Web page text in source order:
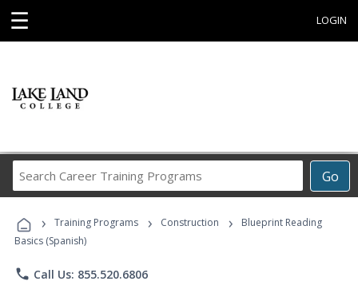
☰ LOGIN
Go
Career
Programs
› Training Programs › Construction ›
Blueprint Reading
Basics (Spanish)
phone Call Us: 855.520.6806